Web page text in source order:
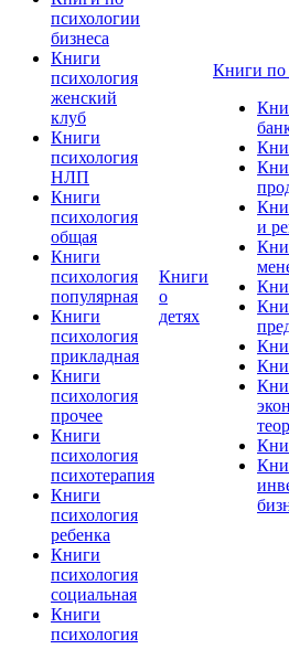
психологии
бизнеса
Книги
психология
женский
клуб
Книги
психология
НЛП
Книги
психология
общая
Книги
психология
популярная
Книги
психология
прикладная
Книги
психология
прочее
Книги
психология
психотерапия
Книги
психология
ребенка
Книги
психология
социальная
Книги
психология
Книги
о
детях
Книги по
и